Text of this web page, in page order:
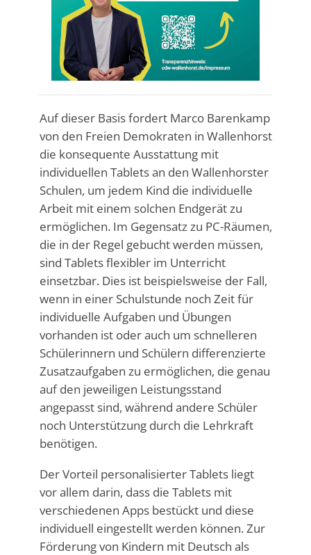
Auf dieser Basis fordert Marco Barenkamp
von den Freien Demokraten in Wallenhorst
die konsequente Ausstattung mit
individuellen Tablets an den Wallenhorster
Schulen, um jedem Kind die individuelle
Arbeit mit einem solchen Endgerät zu
ermöglichen. Im Gegensatz zu PC-Räumen,
die in der Regel gebucht werden müssen,
sind Tablets flexibler im Unterricht
einsetzbar. Dies ist beispielsweise der Fall,
wenn in einer Schulstunde noch Zeit für
individuelle Aufgaben und Übungen
vorhanden ist oder auch um schnelleren
Schülerinnern und Schülern differenzierte
Zusatzaufgaben zu ermöglichen, die genau
auf den jeweiligen Leistungsstand
angepasst sind, während andere Schüler
noch Unterstützung durch die Lehrkraft
benötigen.
Der Vorteil personalisierter Tablets liegt
vor allem darin, dass die Tablets mit
verschiedenen Apps bestückt und diese
individuell eingestellt werden können. Zur
Förderung von Kindern mit Deutsch als